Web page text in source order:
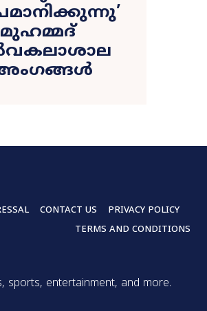
അംഗങ്ങൾ
CONTACT US
PRIVACY POLICY
TERMS AND CONDITIONS
sports, entertainment, and more.